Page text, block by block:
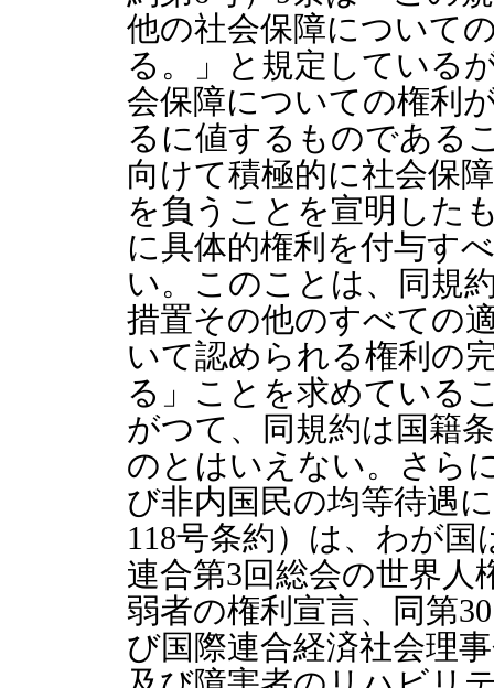
他の社会保障について
る。」と規定している
会保障についての権利
るに値するものである
向けて積極的に社会保
を負うことを宣明した
に具体的権利を付与す
い。このことは、同規
措置その他のすべての
いて認められる権利の
る」ことを求めている
がつて、同規約は国籍
のとはいえない。さら
び非内国民の均等待遇
118号条約）は、わが
連合第3回総会の世界人
弱者の権利宣言、同第
び国際連合経済社会理